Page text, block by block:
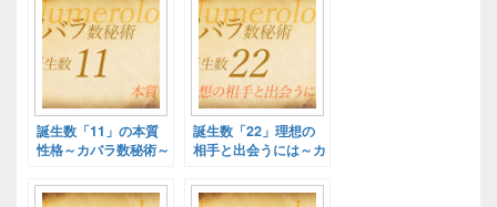
誕生数「11」の本質
性格～カバラ数秘術～
誕生数「22」理想の
相手と出会うには～カ